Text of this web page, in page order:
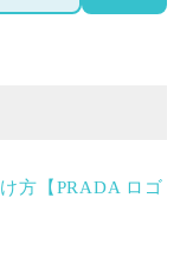
方【PRADA ロゴ